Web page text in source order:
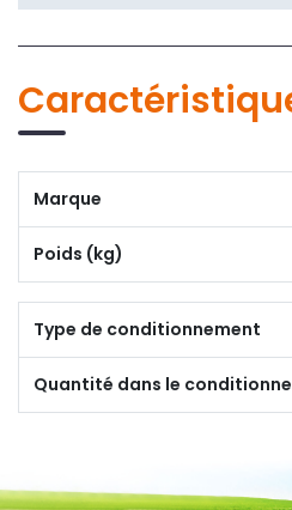
Marque
Poids (kg)
Type de conditionnement
Quantité dans le